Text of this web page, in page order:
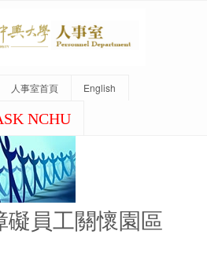
人事室首頁 English
NCHU
礙員工關懷園區